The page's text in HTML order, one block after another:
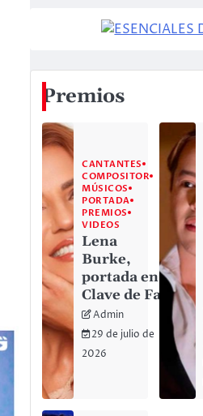
Premios
CANTANTES
COMPOSITOR
MÚSICOS
PORTADA
PREMIOS
VIDEOS
Lena
Burke,
portada en
Clave de Fa
Admin
29 de julio de
2026